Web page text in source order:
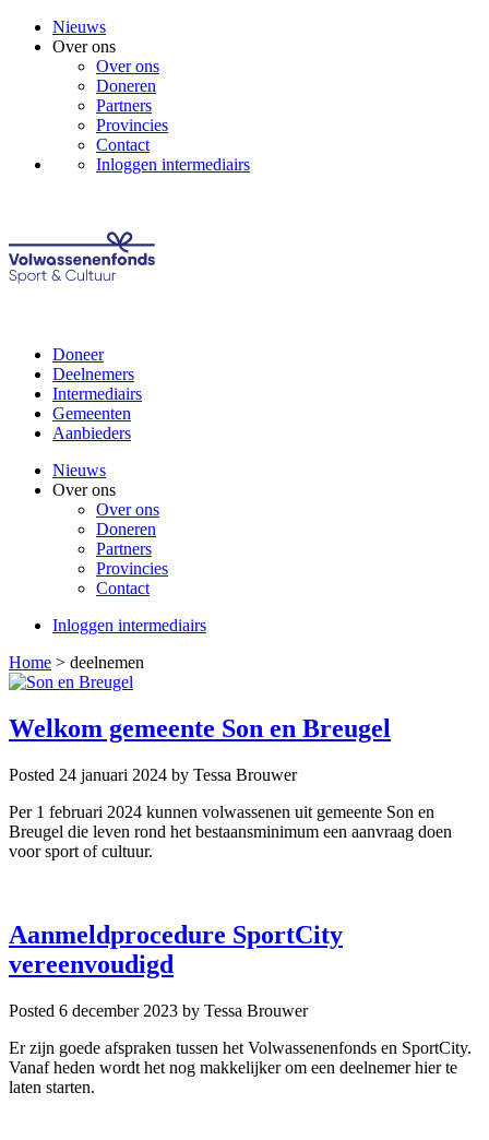
Nieuws
Over ons
Over ons
Doneren
Partners
Provincies
Contact
Inloggen intermediairs
Doneer
Deelnemers
Intermediairs
Gemeenten
Aanbieders
Nieuws
Over ons
Over ons
Doneren
Partners
Provincies
Contact
Inloggen intermediairs
Home > deelnemen
Welkom gemeente Son en Breugel
Posted 24 januari 2024 by Tessa Brouwer
Per 1 februari 2024 kunnen volwassenen uit gemeente Son en
Breugel die leven rond het bestaansminimum een aanvraag doen
voor sport of cultuur.
Aanmeldprocedure SportCity
vereenvoudigd
Posted 6 december 2023 by Tessa Brouwer
Er zijn goede afspraken tussen het Volwassenenfonds en SportCity.
Vanaf heden wordt het nog makkelijker om een deelnemer hier te
laten starten.